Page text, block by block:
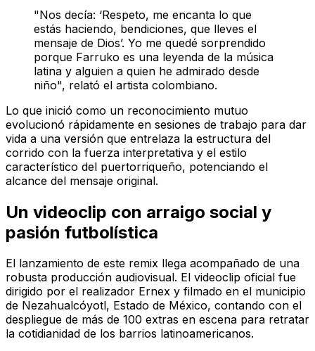
"Nos decía: ‘Respeto, me encanta lo que
estás haciendo, bendiciones, que lleves el
mensaje de Dios’. Yo me quedé sorprendido
porque Farruko es una leyenda de la música
latina y alguien a quien he admirado desde
niño", relató el artista colombiano.
Lo que inició como un reconocimiento mutuo
evolucionó rápidamente en sesiones de trabajo para dar
vida a una versión que entrelaza la estructura del
corrido con la fuerza interpretativa y el estilo
característico del puertorriqueño, potenciando el
alcance del mensaje original.
Un videoclip con arraigo social y
pasión futbolística
El lanzamiento de este remix llega acompañado de una
robusta producción audiovisual. El videoclip oficial fue
dirigido por el realizador Ernex y filmado en el municipio
de Nezahualcóyotl, Estado de México, contando con el
despliegue de más de 100 extras en escena para retratar
la cotidianidad de los barrios latinoamericanos.